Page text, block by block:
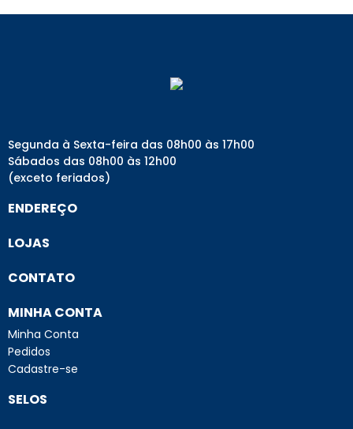
Segunda à Sexta-feira das 08h00 às 17h00
Sábados das 08h00 às 12h00
(exceto feriados)
ENDEREÇO
LOJAS
CONTATO
MINHA CONTA
Minha Conta
Pedidos
Cadastre-se
SELOS